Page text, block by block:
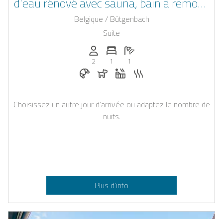
et chambre fantaisie privée
Belgique / Bütgenbach
Suite
Personnes (max): 2
2
Nombre de chambres: 1
1
Nombre de salles de bain: 1
1
Petit-déjeuner réservable chez
Chiens autorisés
Jacuzzi
Choisissez un autre jour d’arrivée ou adaptez le nombre de
nuits.
Plus d’info